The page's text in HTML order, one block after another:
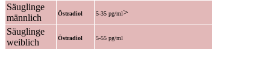
Säuglinge
männlich
Östradiol 5-35 pg/ml>
Säuglinge
weiblich
Östradiol 5-55 pg/ml